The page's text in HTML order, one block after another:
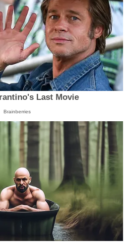
Last Movie
Brainberries